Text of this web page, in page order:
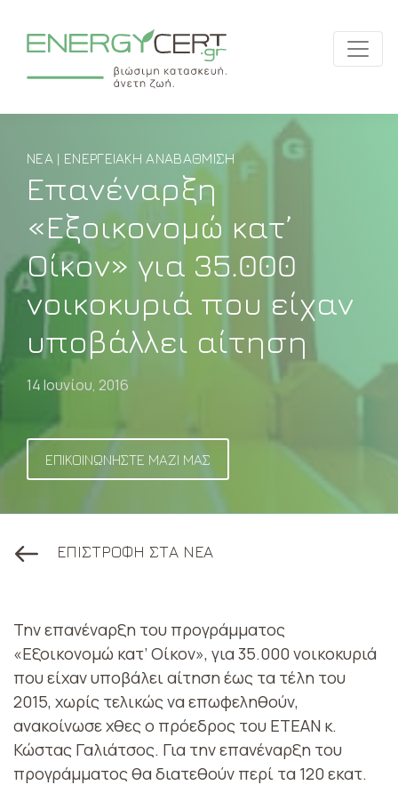
ΝΈΑ | ΕΝΕΡΓΕΙΑΚΉ ΑΝΑΒΆΘΜΙΣΗ
Επανέναρξη
«Εξοικονομώ κατ’
Οίκον» για 35.000
νοικοκυριά που είχαν
υποβάλλει αίτηση
14 Ιουνίου, 2016
ΕΠΙΚΟΙΝΩΝΗΣΤΕ ΜΑΖΙ ΜΑΣ
ΕΠΙΣΤΡΟΦΗ ΣΤΑ ΝΕΑ
Την επανέναρξη του προγράμματος
«Εξοικονομώ κατ’ Οίκον», για 35.000 νοικοκυριά
που είχαν υποβάλει αίτηση έως τα τέλη του
2015, χωρίς τελικώς να επωφεληθούν,
ανακοίνωσε χθες ο πρόεδρος του ΕΤΕΑΝ κ.
Κώστας Γαλιάτσος. Για την επανέναρξη του
προγράμματος θα διατεθούν περί τα 120 εκατ.